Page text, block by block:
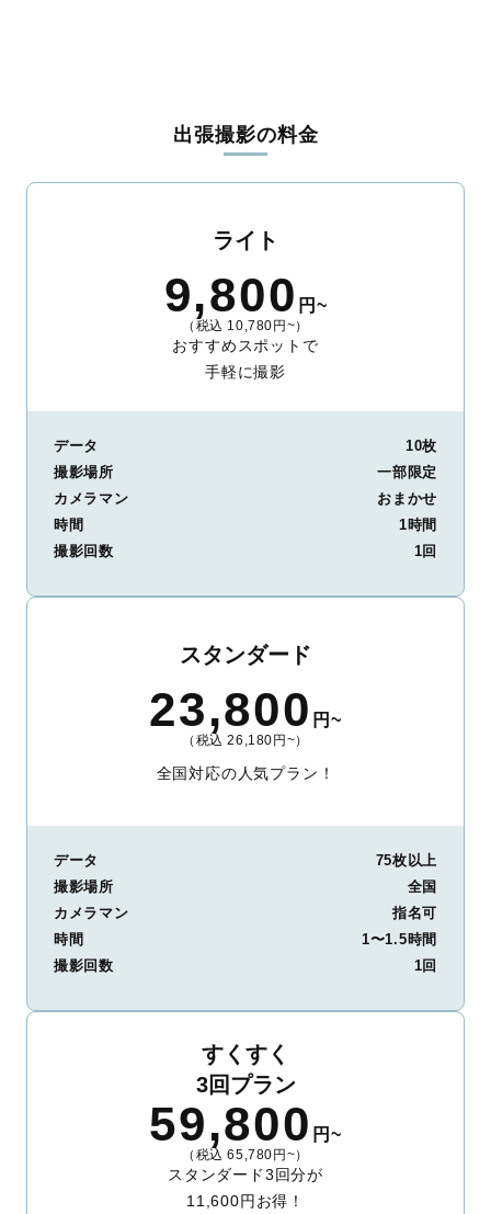
出張撮影の料金
ライト
9,800 円~
（税込 10,780円~）
おすすめスポットで
手軽に撮影
データ
10枚
撮影場所
一部限定
カメラマン
おまかせ
時間
1時間
撮影回数
1回
スタンダード
23,800 円~
（税込 26,180円~）
全国対応の人気プラン！
データ
75枚以上
撮影場所
全国
カメラマン
指名可
時間
1〜1.5時間
撮影回数
1回
すくすく
3回プラン
59,800 円~
（税込 65,780円~）
スタンダード3回分が
11,600円お得！